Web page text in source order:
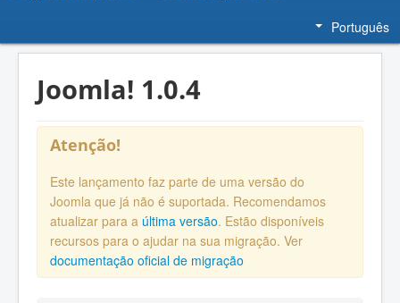
Português
Joomla! 1.0.4
Atenção!
Este lançamento faz parte de uma versão do
Joomla que já não é suportada. Recomendamos
atualizar para a última versão. Estão disponíveis
recursos para o ajudar na sua migração. Ver
documentação oficial de migração